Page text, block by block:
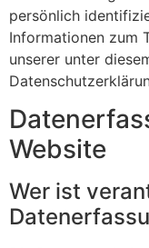
persönlich
Informationen zum
unserer unter
Website
Wer ist